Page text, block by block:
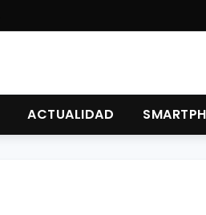
ACTUALIDAD